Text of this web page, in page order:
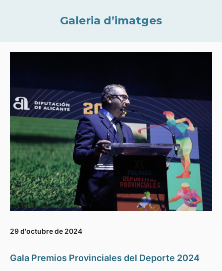
Galeria d’imatges
29 d'octubre de 2024
Gala Premios Provinciales del Deporte 2024